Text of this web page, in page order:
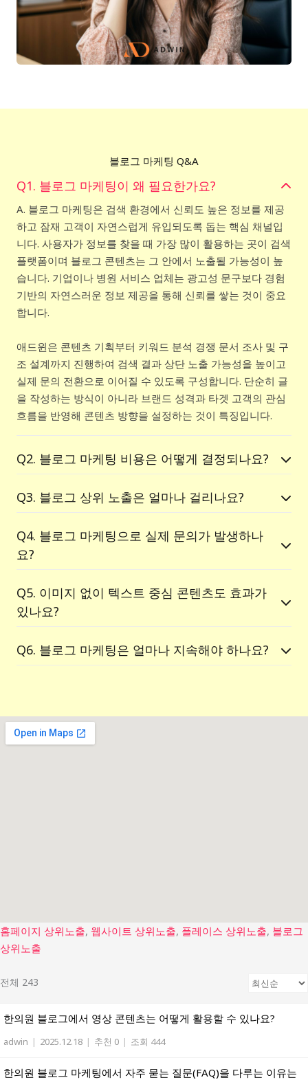
블로그 마케팅 Q&A
Q1. 블로그 마케팅이 왜 필요한가요?
A. 블로그 마케팅은 검색 환경에서 신뢰도 높은 정보를 제공
하고 잠재 고객이 자연스럽게 유입되도록 돕는 핵심 채널입
니다. 사용자가 정보를 찾을 때 가장 많이 활용하는 곳이 검색
플랫폼이며 블로그 콘텐츠는 그 안에서 노출될 가능성이 높
습니다. 기업이나 병원 서비스 업체는 광고성 문구보다 경험
기반의 자연스러운 정보 제공을 통해 신뢰를 쌓는 것이 중요
합니다.
애드윈은 콘텐츠 기획부터 키워드 분석 경쟁 문서 조사 및 구
조 설계까지 진행하여 검색 결과 상단 노출 가능성을 높이고
실제 문의 전환으로 이어질 수 있도록 구성합니다. 단순히 글
을 작성하는 방식이 아니라 브랜드 성격과 타겟 고객의 관심
흐름을 반영해 콘텐츠 방향을 설정하는 것이 특징입니다.
Q2. 블로그 마케팅 비용은 어떻게 결정되나요?
Q3. 블로그 상위 노출은 얼마나 걸리나요?
Q4. 블로그 마케팅으로 실제 문의가 발생하나
요?
Q5. 이미지 없이 텍스트 중심 콘텐츠도 효과가
있나요?
Q6. 블로그 마케팅은 얼마나 지속해야 하나요?
홈페이지 상위노출, 웹사이트 상위노출, 플레이스 상위노출, 블로그
상위노출
전체 243
한의원 블로그에서 영상 콘텐츠는 어떻게 활용할 수 있나요?
adwin | 2025.12.18 | 추천 0 | 조회 444
한의원 블로그 마케팅에서 자주 묻는 질문(FAQ)을 다루는 이유는